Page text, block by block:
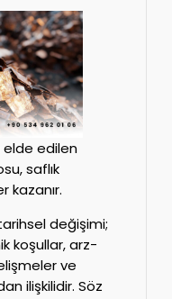
elde edilen
saflık
kazanır.
değişimi;
koşullar, arz-
ve
ilişkilidir. Söz